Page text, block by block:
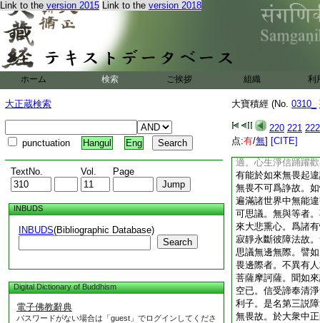
Link to the version 2015 Link to the version 2018
ホーム 検索 ご挨拶 組織 利
大正蔵検索
punctuation Hangul Eng
TextNo. Vol. Page
INBUDS
INBUDS(Bibliographic Database)
Search
Digital Dictionary of Buddhism
電子佛教辭典
パスワードがない場合は「guest」でログインしてくださ
大寶積經 (No. 0310_
220 221 222
点:有/無] [CITE]
我所不愛於去來今 4
復有十法能爲障礙
是十種法能爲障礙
是障礙法故。如來
住愛味觀。顛倒相
有味著。有所依事
了知皆是障礙。既
法。復次舍利子。
悲爲方便。眞如平
變異性。無覆藏性
諍性。由如是故光
適。心生淨信踊躍
有能於如來無畏起
無畏不可爲諍故。
遍滿諸世界中無能
可思議。無與等者
來大悲熏心。爲諸
寂靜永斷彼障法故
思議無邊無際。譬
畏邊際者。不異有
菩薩摩訶薩。聞如
空已。信受諦奉清
利子。是名第三説
無畏故。於大衆中